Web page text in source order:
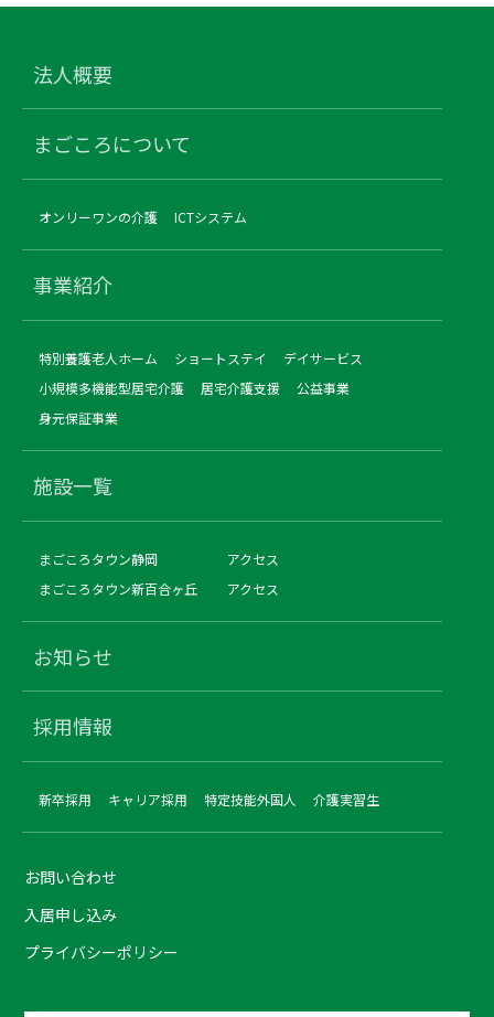
法人概要
まごころについて
オンリーワンの介護 ICTシステム
事業紹介
特別養護老人ホーム ショートステイ
デイサービス
小規模多機能型居宅介護
居宅介護支援
公益事業
身元保証事業
施設一覧
まごころタウン静岡
アクセス
まごころタウン新百合ヶ丘
アクセス
お知らせ
採用情報
新卒採用 キャリア採用 特定技能外国人 介護実習生
お問い合わせ
入居申し込み
プライバシーポリシー